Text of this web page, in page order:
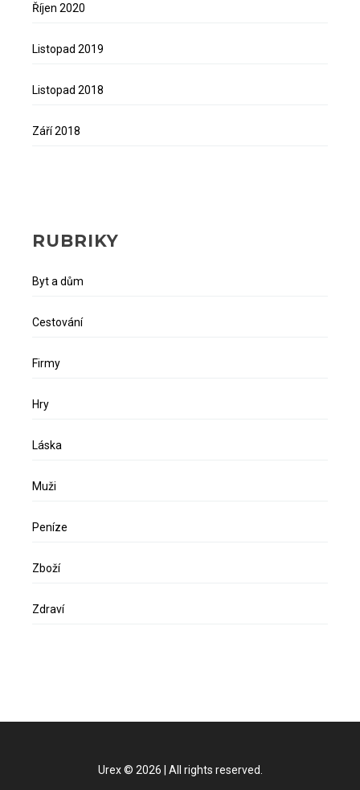
Říjen 2020
Listopad 2019
Listopad 2018
Září 2018
RUBRIKY
Byt a dům
Cestování
Firmy
Hry
Láska
Muži
Peníze
Zboží
Zdraví
Urex © 2026 All rights reserved.